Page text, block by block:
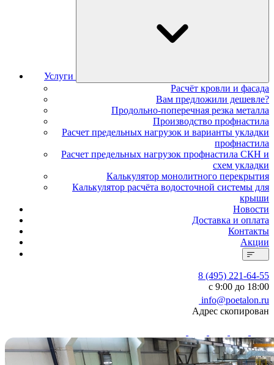
Услуги
Расчёт кровли и фасада
Вам предложили дешевле?
Продольно-поперечная резка металла
Производство профнастила
Расчет предельных нагрузок и варианты укладки
профнастила
Расчет предельных нагрузок профнастила СКН и
схем укладки
Калькулятор монолитного перекрытия
Калькулятор расчёта водосточной системы для
крыши
Новости
Доставка и оплата
Контакты
Акции
8 (495) 221-64-55
с 9:00 до 18:00
info@poetalon.ru
Адрес скопирован